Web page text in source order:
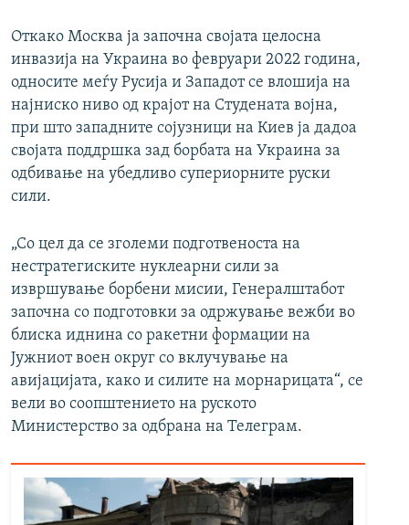
Откако Москва ја започна својата целосна
инвазија на Украина во февруари 2022 година,
односите меѓу Русија и Западот се влошија на
најниско ниво од крајот на Студената војна,
при што западните сојузници на Киев ја дадоа
својата поддршка зад борбата на Украина за
одбивање на убедливо супериорните руски
сили.
„Со цел да се зголеми подготвеноста на
нестратегиските нуклеарни сили за
извршување борбени мисии, Генералштабот
започна со подготовки за одржување вежби во
блиска иднина со ракетни формации на
Јужниот воен округ со вклучување на
авијацијата, како и силите на морнарицата“, се
вели во соопштението на руското
Министерство за одбрана на Телеграм.